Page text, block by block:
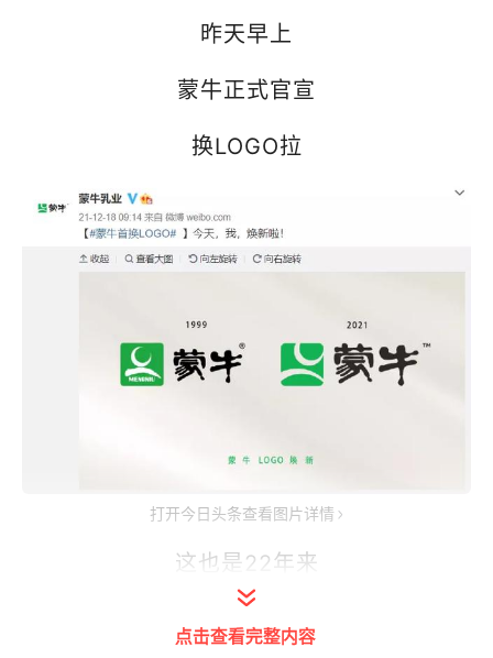
昨天早上
蒙牛正式官宣
换LOGO拉
打开今日头条查看图片详情
这也是22年来
点击查看完整内容